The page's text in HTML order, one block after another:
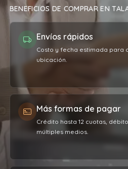
BENEFICIOS DE COMPRAR EN
Envíos rápidos
Costo y fecha estimada para
ubicación.
Más formas de pagar
Crédito hasta 12 cuotas,
múltiples medios.